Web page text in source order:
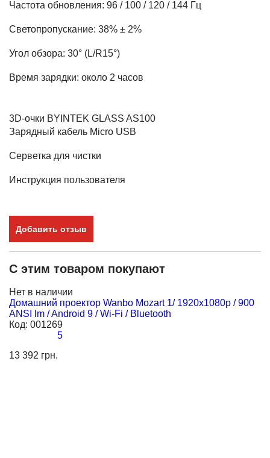
Частота обновления: 96 / 100 / 120 / 144 Гц
Светопропускание: 38% ± 2%
Угол обзора: 30° (L/R15°)
Время зарядки: около 2 часов
3D-очки BYINTEK GLASS AS100
Зарядный кабель Micro USB
Серветка для чистки
Инструкция пользователя
Добавить отзыв
С этим товаром покупают
Нет в наличии
Домашний проектор Wanbo Mozart 1/ 1920x1080p / 900
ANSI lm / Android 9 / Wi-Fi / Bluetooth
Код: 001269
5
13 392 грн.